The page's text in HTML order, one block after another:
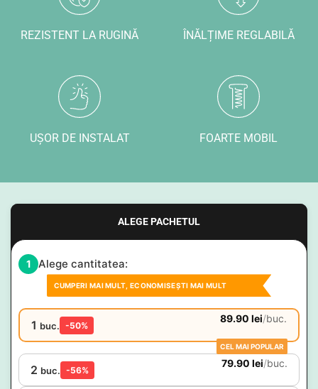
REZISTENT LA RUGINĂ ÎNĂLȚIME REGLABILĂ
UȘOR DE INSTALAT FOARTE MOBIL
ALEGE PACHETUL
1 Alege cantitatea:
CUMPERI MAI MULT, ECONOMISEȘTI MAI MULT
1 buc. -50%
89.90 lei/buc.
CEL MAI POPULAR
2 buc. -56%
79.90 lei/buc.